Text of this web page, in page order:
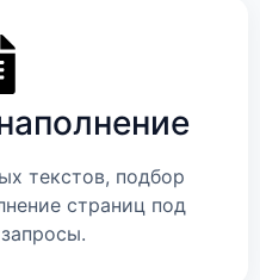
текстов, подбор
страниц под